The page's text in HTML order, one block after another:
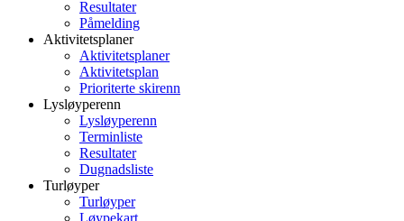
Resultater
Påmelding
Aktivitetsplaner
Aktivitetsplaner
Aktivitetsplan
Prioriterte skirenn
Lysløyperenn
Lysløyperenn
Terminliste
Resultater
Dugnadsliste
Turløyper
Turløyper
Løypekart